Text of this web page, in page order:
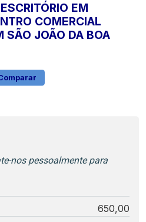
EM
COMERCIAL
SÃO JOÃO DA BOA
nos pessoalmente para
650,00